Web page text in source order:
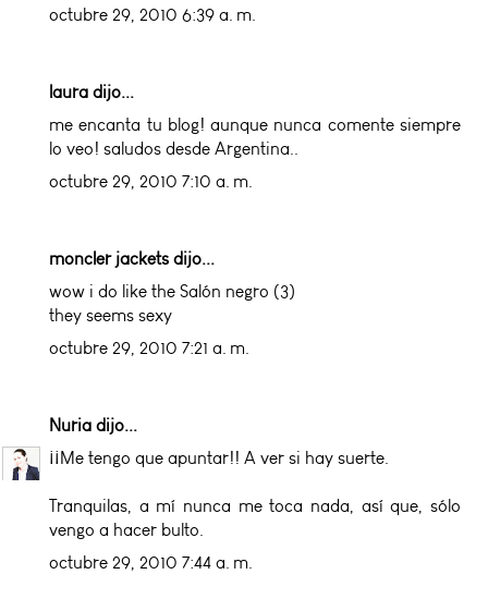
octubre 29, 2010 6:39 a. m.
laura dijo...
me encanta tu blog! aunque nunca comente siempre
lo veo! saludos desde Argentina..
octubre 29, 2010 7:10 a. m.
moncler jackets dijo...
wow i do like the Salón negro (3)
they seems sexy
octubre 29, 2010 7:21 a. m.
Nuria dijo...
¡¡Me tengo que apuntar!! A ver si hay suerte.
Tranquilas, a mí nunca me toca nada, así que, sólo
vengo a hacer bulto.
octubre 29, 2010 7:44 a. m.